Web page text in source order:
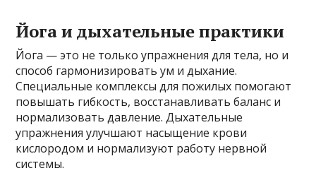
Йога и дыхательные практики
Йога — это не только упражнения для тела, но и
способ гармонизировать ум и дыхание.
Специальные комплексы для пожилых помогают
повышать гибкость, восстанавливать баланс и
нормализовать давление. Дыхательные
упражнения улучшают насыщение крови
кислородом и нормализуют работу нервной
системы.